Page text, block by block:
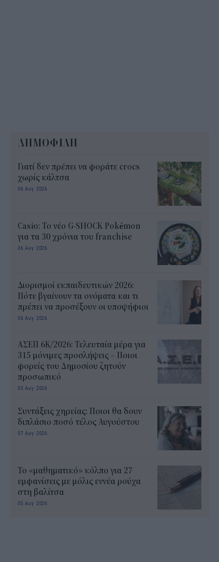
ΔΗΜΟΦΙΛΗ
Γιατί δεν πρέπει να φοράτε crocs
χωρίς κάλτσα
06 Αυγ 2026
Casio: Το νέο G-SHOCK Pokémon
για τα 30 χρόνια του franchise
06 Αυγ 2026
Διορισμοί εκπαιδευτικών 2026:
Πότε βγαίνουν τα ονόματα και τι
πρέπει να προσέξουν οι υποψήφιοι
06 Αυγ 2026
ΑΣΕΠ 6Κ/2026: Τελευταία μέρα για
315 μόνιμες προσλήψεις – Ποιοι
φορείς του Δημοσίου ζητούν
προσωπικό
05 Αυγ 2026
Συντάξεις χηρείας: Ποιοι θα δουν
διπλάσιο ποσό τέλος Αυγούστου
07 Αυγ 2026
Το «μαθηματικό» κόλπο για 27
εμφανίσεις με μόλις εννέα ρούχα
στη βαλίτσα
05 Αυγ 2026